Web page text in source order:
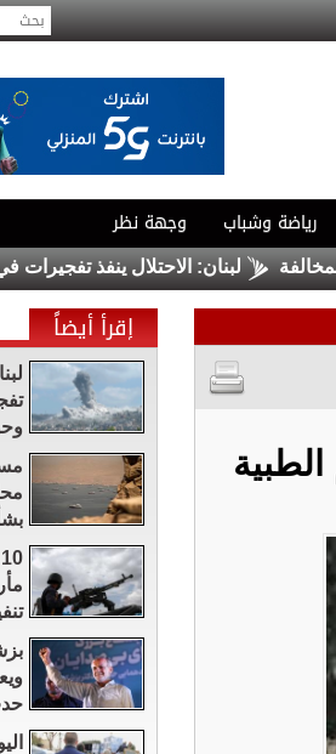
رياضة وشباب وجهة نظر
لبنان: الاحتلال ينفذ تفجيرات في
الطبية
إقرأ أيضاً